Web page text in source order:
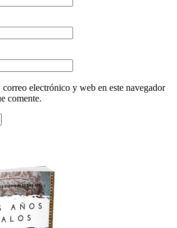
electrónico y web en este navegador
comente.